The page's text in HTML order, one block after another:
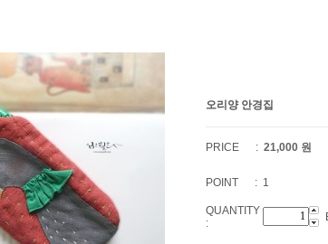
오리양 안경집
PRICE : 21,000 원
POINT : 1
QUANTITY
: